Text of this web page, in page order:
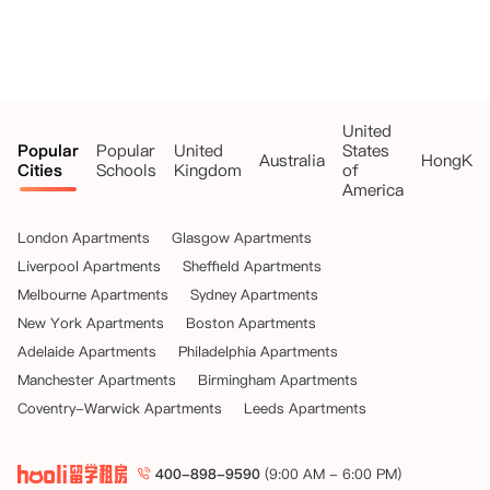
Popular
Cities
Popular
Schools
United
Kingdom
Australia
United
States
of
America
London Apartments
Glasgow Apartments
Liverpool Apartments
Sheffield Apartments
Melbourne Apartments
Sydney Apartments
New York Apartments
Boston Apartments
Adelaide Apartments
Philadelphia Apartments
Manchester Apartments
Birmingham Apartments
Coventry-Warwick Apartments
Leeds Apartments
400-898-9590 (9:00 AM - 6:00 PM)